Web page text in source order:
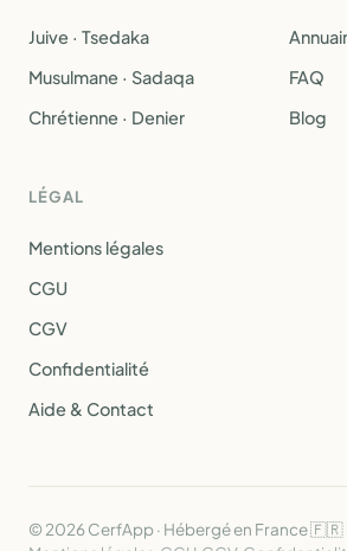
Juive · Tsedaka
Musulmane · Sadaqa
Chrétienne · Denier
FAQ
Blog
LÉGAL
Mentions légales
CGU
CGV
Confidentialité
Aide & Contact
© 2026 CerfApp · Hébergé en France 🇫🇷